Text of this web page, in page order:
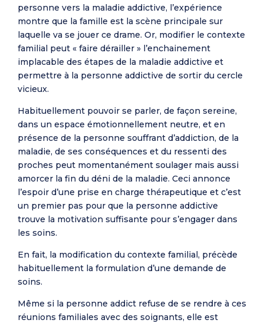
personne vers la maladie addictive, l’expérience
montre que la famille est la scène principale sur
laquelle va se jouer ce drame. Or, modifier le contexte
familial peut « faire dérailler » l’enchainement
implacable des étapes de la maladie addictive et
permettre à la personne addictive de sortir du cercle
vicieux.
Habituellement pouvoir se parler, de façon sereine,
dans un espace émotionnellement neutre, et en
présence de la personne souffrant d’addiction, de la
maladie, de ses conséquences et du ressenti des
proches peut momentanément soulager mais aussi
amorcer la fin du déni de la maladie. Ceci annonce
l’espoir d’une prise en charge thérapeutique et c’est
un premier pas pour que la personne addictive
trouve la motivation suffisante pour s’engager dans
les soins.
En fait, la modification du contexte familial, précède
habituellement la formulation d’une demande de
soins.
Même si la personne addict refuse de se rendre à ces
réunions familiales avec des soignants, elle est